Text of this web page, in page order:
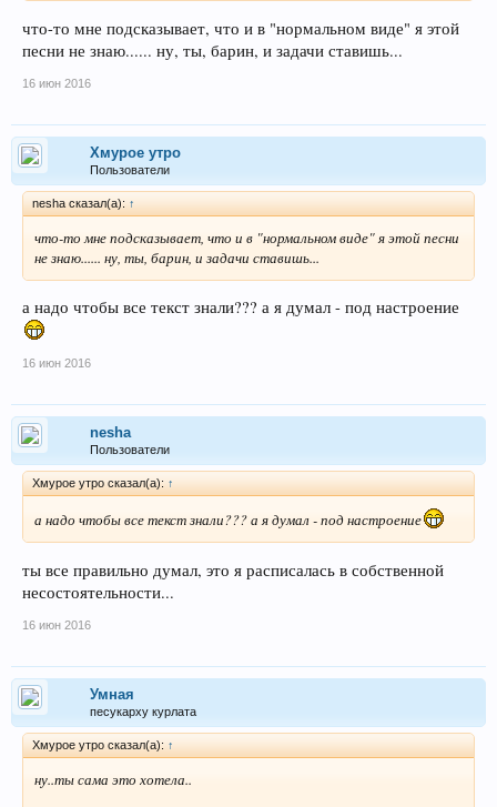
что-то мне подсказывает, что и в "нормальном виде" я этой
песни не знаю...... ну, ты, барин, и задачи ставишь...
16 июн 2016
Хмурое утро
Пользователи
nesha сказал(а): ↑
что-то мне подсказывает, что и в "нормальном виде" я этой песни
не знаю...... ну, ты, барин, и задачи ставишь...
а надо чтобы все текст знали??? а я думал - под настроение
16 июн 2016
nesha
Пользователи
Хмурое утро сказал(а): ↑
а надо чтобы все текст знали??? а я думал - под настроение
ты все правильно думал, это я расписалась в собственной
несостоятельности...
16 июн 2016
Умная
песукарху курлата
Хмурое утро сказал(а): ↑
ну..ты сама это хотела..